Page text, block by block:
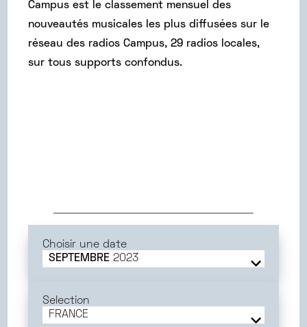
Campus est le classement mensuel des
nouveautés musicales les plus diffusées sur le
réseau des radios Campus, 29 radios locales,
sur tous supports confondus.
Choisir une date
SEPTEMBRE 2023
MAI
2025
AVRIL2025
Selection
FRANCE